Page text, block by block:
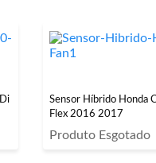
Sensor Híbrido Honda
Flex 2016 2017
Produto Esgotado